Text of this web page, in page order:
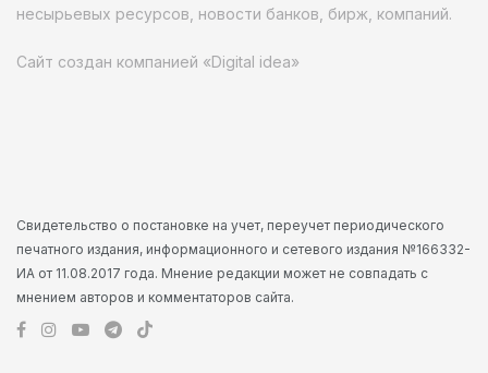
несырьевых ресурсов, новости банков, бирж, компаний.
Сайт создан компанией «Digital idea»
Свидетельство о постановке на учет, переучет периодического
печатного издания, информационного и сетевого издания №166332-
ИА от 11.08.2017 года. Мнение редакции может не совпадать с
мнением авторов и комментаторов сайта.